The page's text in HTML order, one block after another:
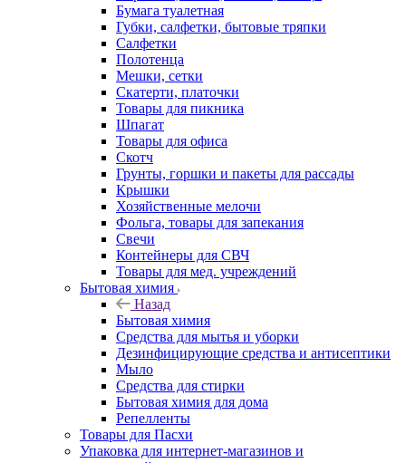
Бумага туалетная
Губки, салфетки, бытовые тряпки
Салфетки
Полотенца
Мешки, сетки
Скатерти, платочки
Товары для пикника
Шпагат
Товары для офиса
Скотч
Грунты, горшки и пакеты для рассады
Крышки
Хозяйственные мелочи
Фольга, товары для запекания
Свечи
Контейнеры для СВЧ
Товары для мед. учреждений
Бытовая химия
Назад
Бытовая химия
Средства для мытья и уборки
Дезинфицирующие средства и антисептики
Мыло
Средства для стирки
Бытовая химия для дома
Репелленты
Товары для Пасхи
Упаковка для интернет-магазинов и